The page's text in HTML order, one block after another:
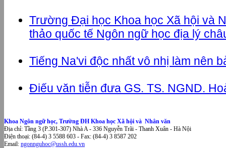
Trường Đại học Khoa học Xã hội và
thảo quốc tế Ngôn ngữ học địa lý
Tiếng Na'vi độc nhất vô nhị làm nên
Điếu văn tiễn đưa GS. TS. NGND.
Khoa Ngôn ngữ học, Trường ĐH Khoa học Xã hội và Nhân văn
Địa chỉ: Tầng 3 (P.301-307) Nhà A - 336 Nguyễn Trãi - Thanh Xuân - Hà Nội
Điện thoại: (84-4) 3 5588 603 - Fax: (84-4) 3 8587 202
Email: ngonnguhoc@ussh.edu.vn